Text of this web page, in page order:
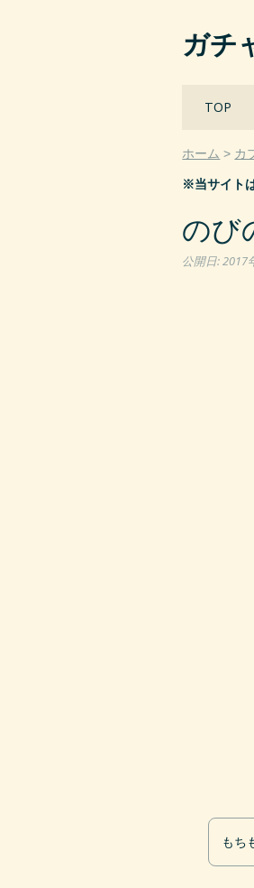
ガチ
TOP
ホーム カ
※当サイト
のび
公開日:2017
もち